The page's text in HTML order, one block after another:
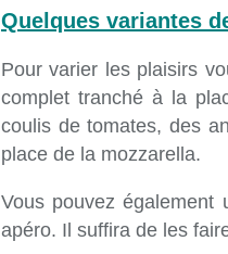
Quelques variantes
Pour varier les plaisirs
complet tranché à la
coulis de tomates, des
place de la mozzarella.
Vous pouvez également
apéro. Il suffira de les